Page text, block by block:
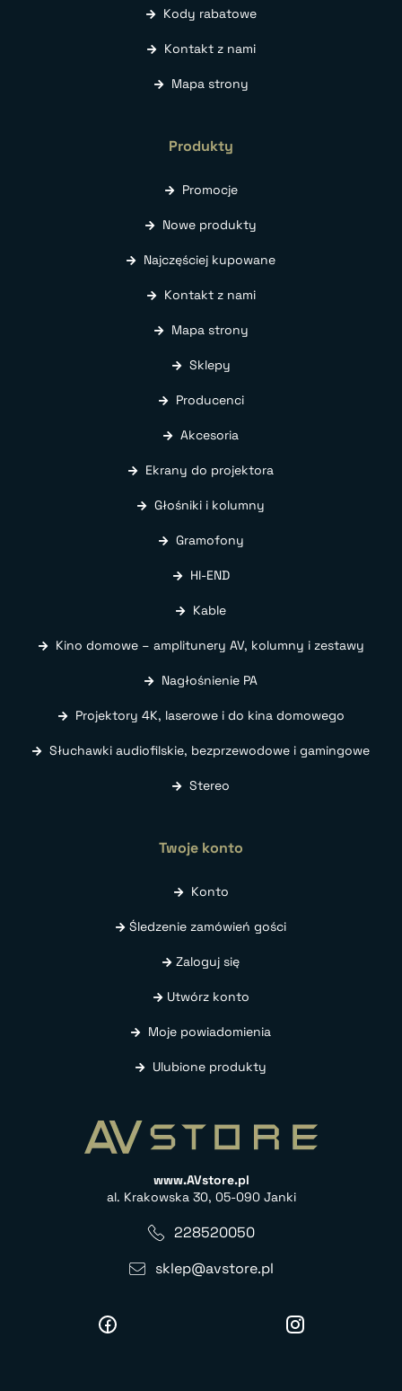
Kody rabatowe
Kontakt z nami
Mapa strony
Produkty
Promocje
Nowe produkty
Najczęściej kupowane
Kontakt z nami
Mapa strony
Sklepy
Producenci
Akcesoria
Ekrany do projektora
Głośniki i kolumny
Gramofony
HI-END
Kable
Kino domowe – amplitunery AV, kolumny i zestawy
Nagłośnienie PA
Projektory 4K, laserowe i do kina domowego
Słuchawki audiofilskie, bezprzewodowe i gamingowe
Stereo
Twoje konto
Konto
Śledzenie zamówień gości
Zaloguj się
Utwórz konto
Moje powiadomienia
Ulubione produkty
www.AVstore.pl
al. Krakowska 30, 05-090 Janki
228520050
sklep@avstore.pl